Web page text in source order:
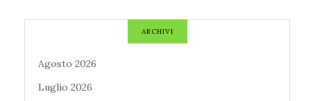
ARCHIVI
Agosto 2026
Luglio 2026